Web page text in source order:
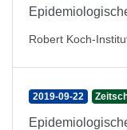
Robert Koch-
2019-09-22